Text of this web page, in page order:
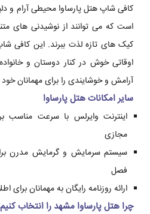
کافی شاپ هتل پارساوا محیطی آرام و
است که می توانند از نوشیدنی های
کیک های تازه لذت ببرند. این کافی
اوقاتی خوش در کنار دوستان و
آرامش و خوشایندی را برای مهمانان
سایر امکانات هتل پارساوا
اینترنت وایرلس با سرعت مناسب
مجازی
سیستم سرمایش و گرمایش مدرن
فصل
ارائه روزنامه رایگان به مهمانان برای
چرا هتل پارساوا مشهد را انتخاب